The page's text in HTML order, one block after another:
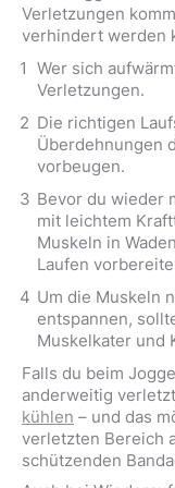
Verletzungen
verhindert werden
Wer sich
Verletzungen.
Die richtigen
Überdehnungen
vorbeugen.
Bevor du wieder
mit leichtem
Muskeln in
Laufen
Um die Muskeln
entspannen,
Muskelkater und
Falls du beim
anderweitig
kühlen – und das
verletzten Bereich
schützenden